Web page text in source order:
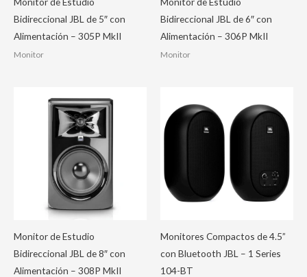
Bidireccional JBL de 5″ con
Alimentación – 305P MkII
Monitor
Bidireccional JBL de 6″ con
Alimentación – 306P MkII
Monitor
Monitor de Estudio
Bidireccional JBL de 8″ con
Alimentación – 308P MkII
Monitores Compactos de 4.5”
con Bluetooth JBL – 1 Series
104-BT